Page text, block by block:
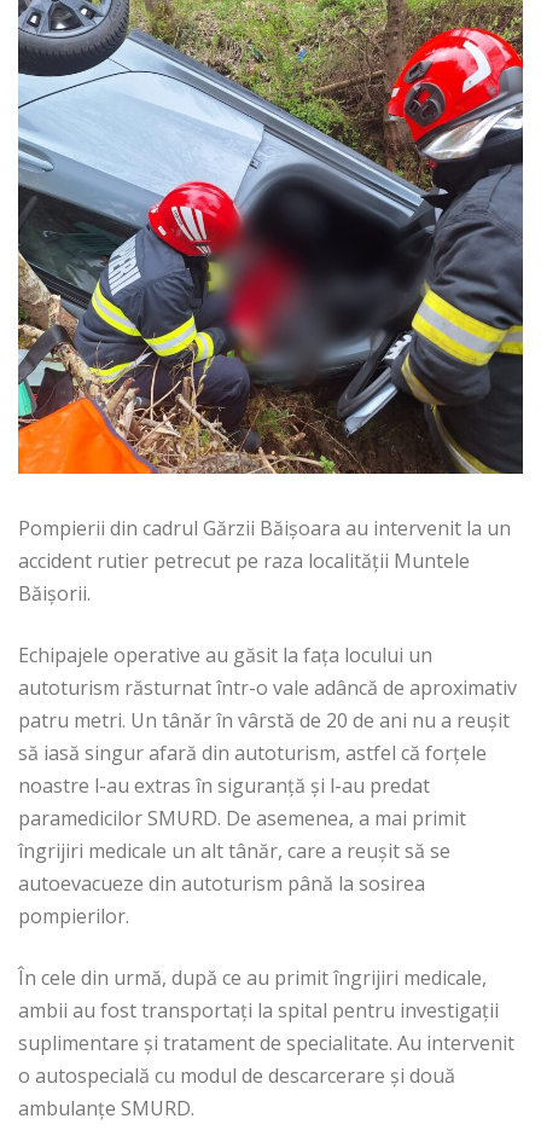
Pompierii din cadrul Gărzii Băișoara au intervenit la un
accident rutier petrecut pe raza localității Muntele
Băișorii.
Echipajele operative au găsit la fața locului un
autoturism răsturnat într-o vale adâncă de aproximativ
patru metri. Un tânăr în vârstă de 20 de ani nu a reușit
să iasă singur afară din autoturism, astfel că forțele
noastre l-au extras în siguranță și l-au predat
paramedicilor SMURD. De asemenea, a mai primit
îngrijiri medicale un alt tânăr, care a reușit să se
autoevacueze din autoturism până la sosirea
pompierilor.
În cele din urmă, după ce au primit îngrijiri medicale,
ambii au fost transportați la spital pentru investigații
suplimentare și tratament de specialitate. Au intervenit
o autospecială cu modul de descarcerare și două
ambulanțe SMURD.